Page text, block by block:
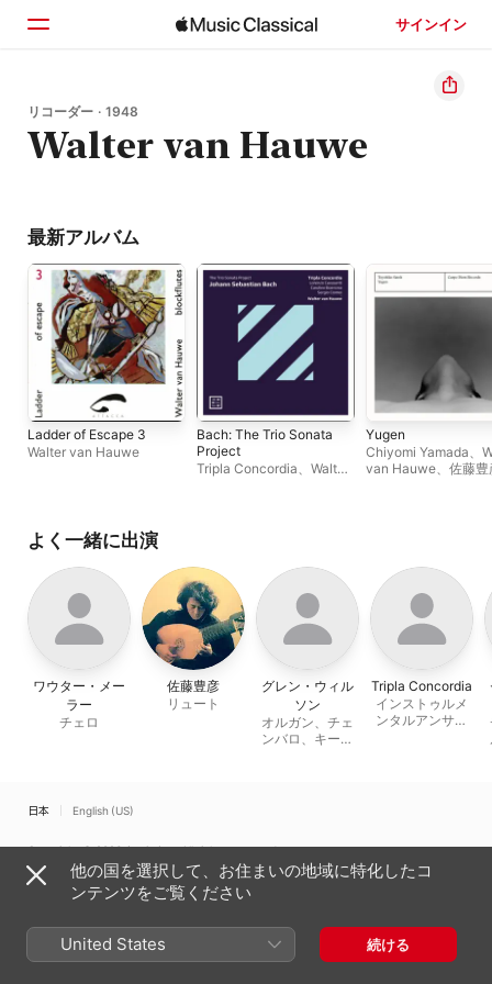
サインイン
ホーム
見つける
リコーダー · 1948
Walter van Hauwe
最新アルバム
Ladder of Escape 3
Walter van Hauwe
Bach: The Trio Sonata
Project
Tripla Concordia、 Walter
Yugen
Chiyomi Yamada、
van Hauwe、 佐藤豊
よく一緒に出演
ワウター・メー
ラー
チェロ
佐藤豊彦
リュート
グレン・ウィル
ソン
オルガン、チェ
ンバロ、キーボ
Tripla Concordia
インストゥルメ
ンタルアンサン
日本 English (US)
Copyright © 2026 Apple Inc. All rights reserved.
インターネットサービス利用規約
Apple Musicとプライバシー
Cookieに関する警告
サポート フィードバック
他の国を選択して、お住まいの地域に特化したコ
ンテンツをご覧ください
United States 続ける